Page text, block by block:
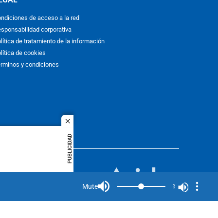
close
PUBLICIDAD
de acceso a la red
corporativa
de tratamiento de la información
de cookies
y condiciones
idioma
Mute
Mute